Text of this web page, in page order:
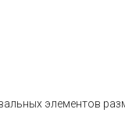
элементов